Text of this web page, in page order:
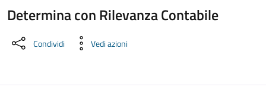
Determina con Rilevanza Contabile
Dettaglio del documento
Condividi Vedi azioni